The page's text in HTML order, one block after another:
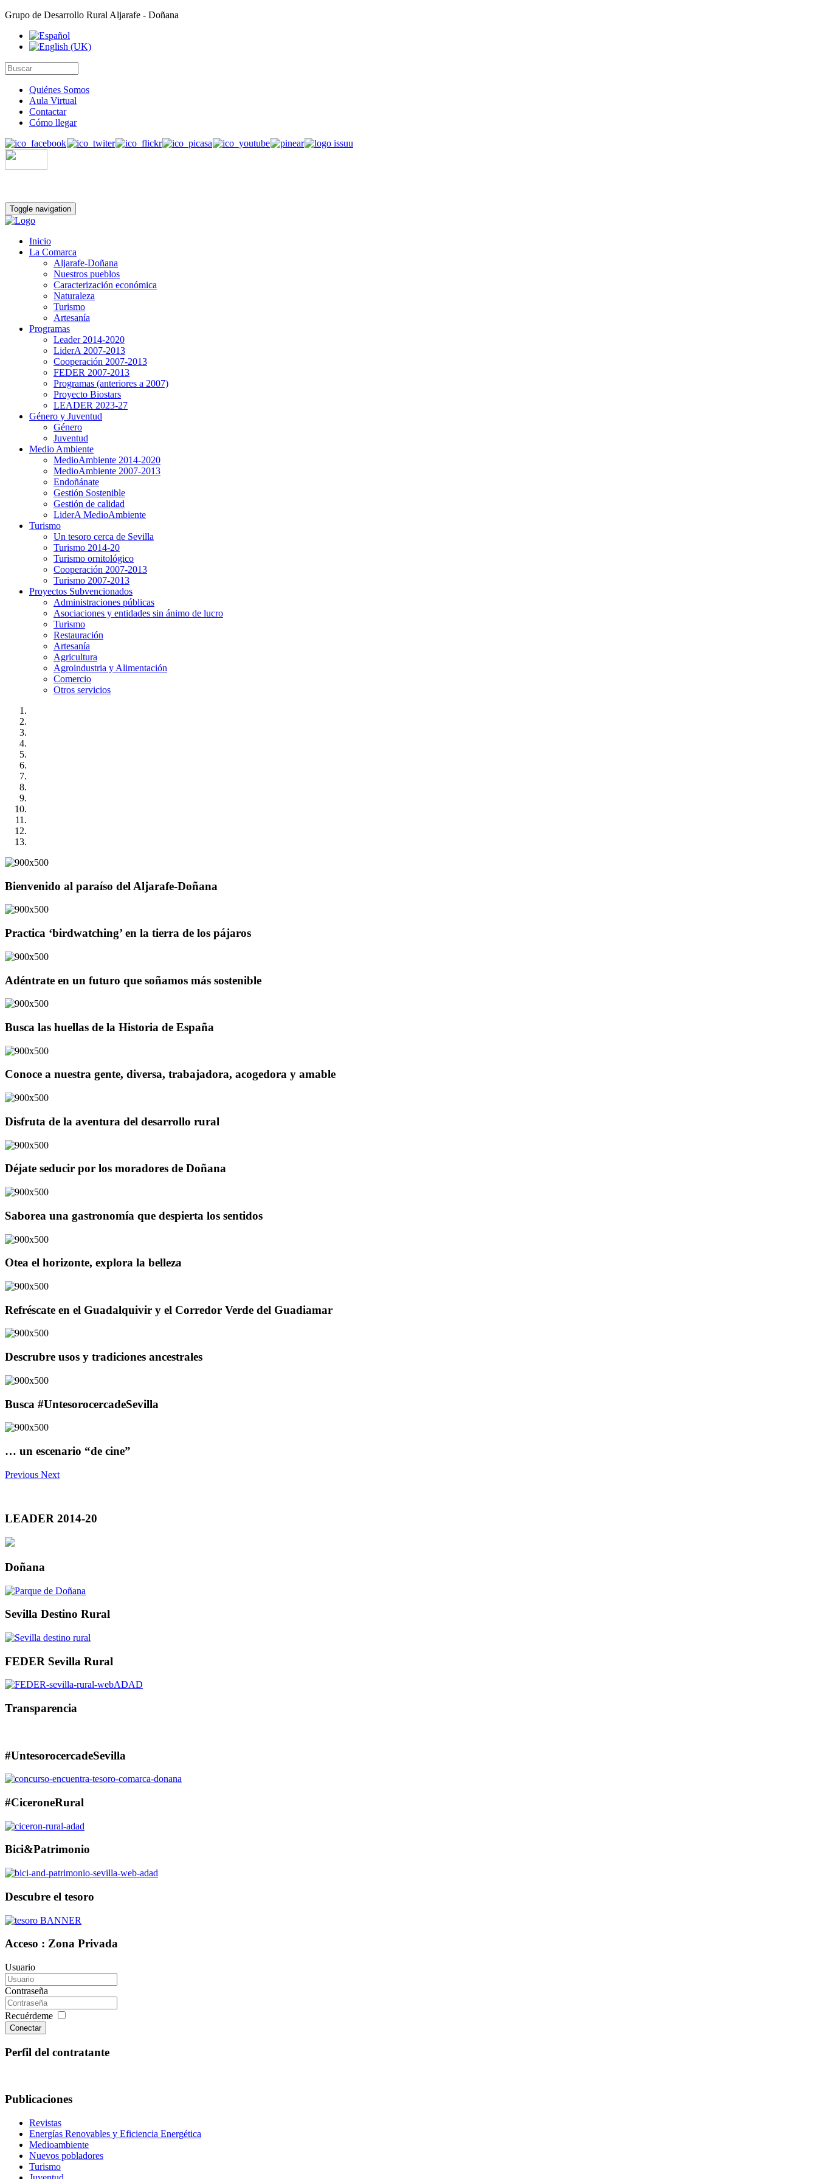
Grupo de Desarrollo Rural Aljarafe - Doñana
Quiénes Somos
Aula Virtual
Contactar
Cómo llegar
Toggle navigation
Inicio
La Comarca
Aljarafe-Doñana
Nuestros pueblos
Caracterización económica
Naturaleza
Turismo
Artesanía
Programas
Leader 2014-2020
LiderA 2007-2013
Cooperación 2007-2013
FEDER 2007-2013
Programas (anteriores a 2007)
Proyecto Biostars
LEADER 2023-27
Género y Juventud
Género
Juventud
Medio Ambiente
MedioAmbiente 2014-2020
MedioAmbiente 2007-2013
Endoñánate
Gestión Sostenible
Gestión de calidad
LiderA MedioAmbiente
Turismo
Un tesoro cerca de Sevilla
Turismo 2014-20
Turismo ornitológico
Cooperación 2007-2013
Turismo 2007-2013
Proyectos Subvencionados
Administraciones públicas
Asociaciones y entidades sin ánimo de lucro
Turismo
Restauración
Artesanía
Agricultura
Agroindustria y Alimentación
Comercio
Otros servicios
Bienvenido al paraíso del Aljarafe-Doñana
Practica ‘birdwatching’ en la tierra de los pájaros
Adéntrate en un futuro que soñamos más sostenible
Busca las huellas de la Historia de España
Conoce a nuestra gente, diversa, trabajadora, acogedora y amable
Disfruta de la aventura del desarrollo rural
Déjate seducir por los moradores de Doñana
Saborea una gastronomía que despierta los sentidos
Otea el horizonte, explora la belleza
Refréscate en el Guadalquivir y el Corredor Verde del Guadiamar
Descrubre usos y tradiciones ancestrales
Busca #UntesorocercadeSevilla
… un escenario “de cine”
Previous Next
LEADER 2014-20
Doñana
Sevilla Destino Rural
FEDER Sevilla Rural
Transparencia
#UntesorocercadeSevilla
#CiceroneRural
Bici&Patrimonio
Descubre el tesoro
Acceso : Zona Privada
Usuario
Contraseña
Recuérdeme
Conectar
Perfil del contratante
Publicaciones
Revistas
Energías Renovables y Eficiencia Energética
Medioambiente
Nuevos pobladores
Turismo